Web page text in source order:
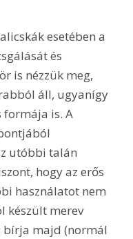
és
is nézzük meg,
áll, ugyanígy
formája is. A
utóbbi talán
hogy az erős
használatot nem
készült merev
bírja majd (normál